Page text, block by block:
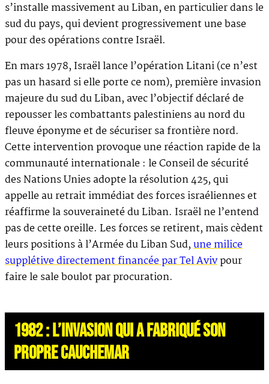
s’installe massivement au Liban, en particulier dans le
sud du pays, qui devient progressivement une base
pour des opérations contre Israël.
En mars 1978, Israël lance l’opération Litani (ce n’est
pas un hasard si elle porte ce nom), première invasion
majeure du sud du Liban, avec l’objectif déclaré de
repousser les combattants palestiniens au nord du
fleuve éponyme et de sécuriser sa frontière nord.
Cette intervention provoque une réaction rapide de la
communauté internationale : le Conseil de sécurité
des Nations Unies adopte la résolution 425, qui
appelle au retrait immédiat des forces israéliennes et
réaffirme la souveraineté du Liban. Israël ne l’entend
pas de cette oreille. Les forces se retirent, mais cèdent
leurs positions à l’Armée du Liban Sud,une milice
supplétive directement financée par Tel Avivpour
faire le sale boulot par procuration.
1982 : L’INVASION QUI A FABRIQUÉ SON
PROPRE CAUCHEMAR